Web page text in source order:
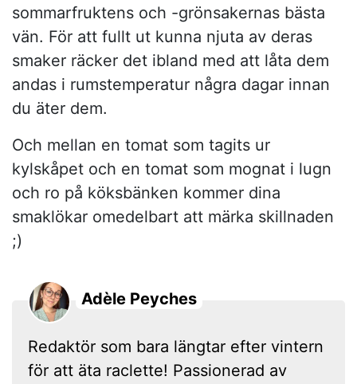
sommarfruktens och -grönsakernas bästa
vän. För att fullt ut kunna njuta av deras
smaker räcker det ibland med att låta dem
andas i rumstemperatur några dagar innan
du äter dem.
Och mellan en tomat som tagits ur
kylskåpet och en tomat som mognat i lugn
och ro på köksbänken kommer dina
smaklökar omedelbart att märka skillnaden
;)
Adèle Peyches
Redaktör som bara längtar efter vintern
för att äta raclette! Passionerad av